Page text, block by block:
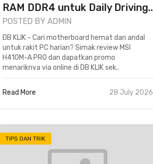
RAM DDR4 untuk Daily Driving..
POSTED BY ADMIN
DB KLIK - Cari motherboard hemat dan andal
untuk rakit PC harian? Simak review MSI
H410M-A PRO dan dapatkan promo
menariknya via online di DB KLIK sek..
Read More 28 July 2026
TIPS DAN TRIK